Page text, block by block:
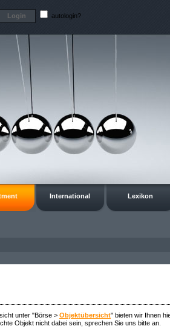
autologin?
International Lexikon
unter "Börse > Objektübersicht" bieten wir Ihnen
Objekt nicht dabei sein, sprechen Sie uns bitte an.